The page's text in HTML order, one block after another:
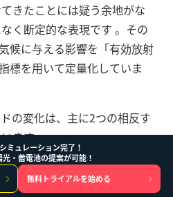
きたことには疑う余地がな
く断定的な表現です 。その
候に与える影響を「有効放射
標を用いて定量化していま
の変化は、主に2つの相反す
います。
ベド変化: 人間が森林を伐採
変えると、地表面のアルベ
ミュレーション完了！
・蓄電池の提案が可能！
無料トライアルを始める